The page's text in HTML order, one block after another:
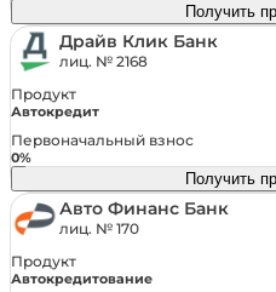
Получить
Драйв Клик Банк
лиц. № 2168
Продукт
Автокредит
Первоначальный взнос
0%
Получить
Авто Финанс Банк
лиц. № 170
Продукт
Автокредитование